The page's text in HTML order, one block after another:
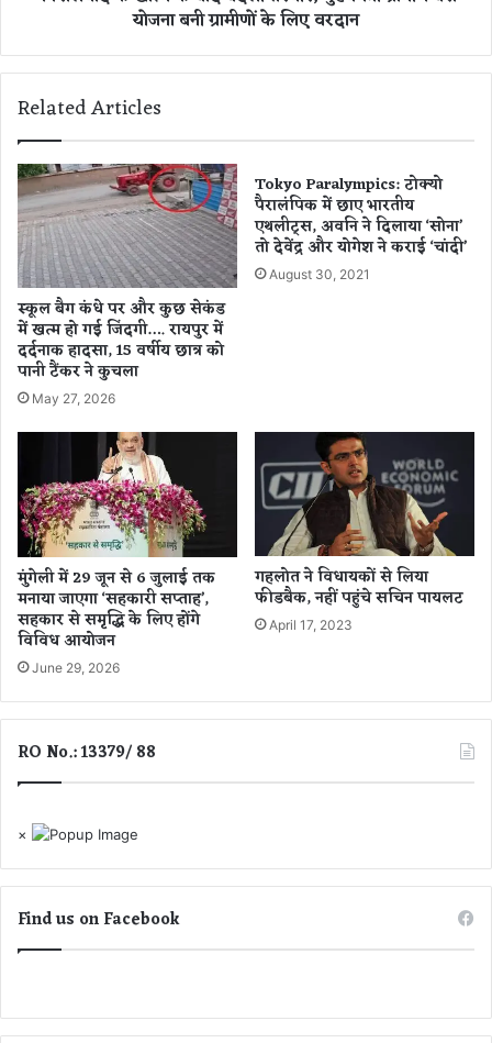
को
या
त्र
ण
,
वि
का
स
का
ब्लू
प्रिं
सौं
पा
त
,
मु
ख्य
मं
त्री
मी
ण
ब
स
ज
नी
ग्रा
मी
णों
के
लि
ए
व
योजना बनी ग्रामीणों के लिए वरदान
Related Articles
स्कूल बैग कंधे पर और कुछ सेकंड
में खत्म हो गई जिंदगी…. रायपुर में
दर्दनाक हादसा, 15 वर्षीय छात्र को
पानी टैंकर ने कुचला
May 27, 2026
Tokyo Paralympics: टोक्यो
पैरालंपिक में छाए भारतीय
एथलीट्स, अवनि ने दिलाया ‘सोना’
तो देवेंद्र और योगेश ने कराई ‘चांदी’
August 30, 2021
मुंगेली में 29 जून से 6 जुलाई तक
मनाया जाएगा ‘सहकारी सप्ताह’,
सहकार से समृद्धि के लिए होंगे
विविध आयोजन
June 29, 2026
गहलोत ने विधायकों से लिया
फीडबैक, नहीं पहुंचे सचिन पायलट
April 17, 2023
RO No.: 13379/ 88
×
Find us on Facebook